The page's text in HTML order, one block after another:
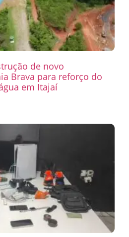
de novo
Brava para reforço do
em Itajaí